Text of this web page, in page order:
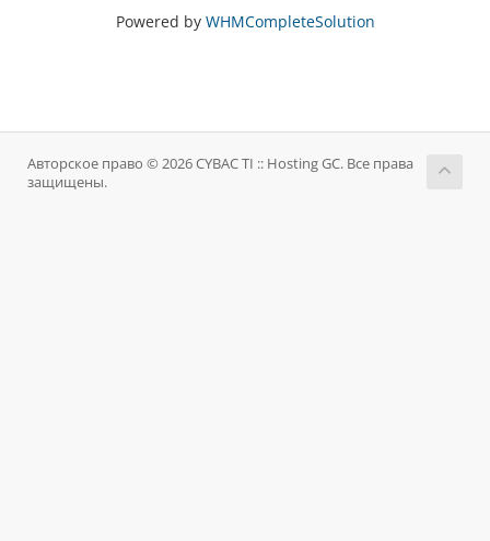
Powered by WHMCompleteSolution
Авторское право © 2026 CYBAC TI :: Hosting GC. Все права
защищены.